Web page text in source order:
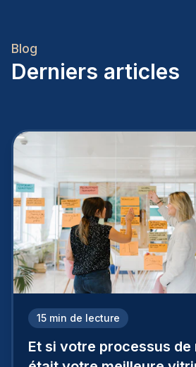
Blog
Derniers articles
15 min de lecture
Et si votre processus